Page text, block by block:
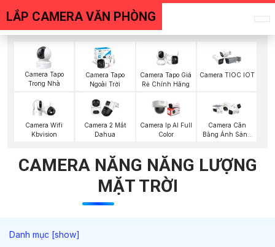
LẮP CAMERA VĂN PHÒNG
Camera Tapo
Trong Nhà
Camera Tapo
Ngoài Trời
Camera Tapo Giá
Rẻ Chính Hãng
Camera TIOC IOT
Camera Wifi
Kbvision
Camera 2 Mắt
Dahua
Camera Ip AI Full
Color
Camera Cân
Bằng Ánh Sáng
CAMERA NĂNG NĂNG LƯỢNG
MẶT TRỜI